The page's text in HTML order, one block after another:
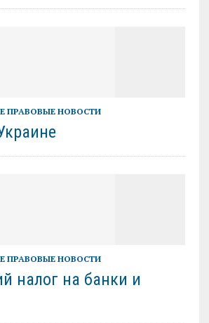
НОВОСТИ
НОВОСТИ
налог на банки и